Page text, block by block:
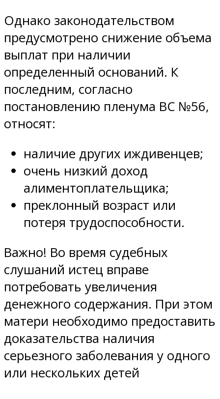
Однако законодательством
предусмотрено снижение объема
выплат при наличии
определенный оснований. К
последним, согласно
постановлению пленума ВС №56,
относят:
наличие других иждивенцев;
очень низкий доход
алиментоплательщика;
преклонный возраст или
потеря трудоспособности.
Важно! Во время судебных
слушаний истец вправе
потребовать увеличения
денежного содержания. При этом
матери необходимо предоставить
доказательства наличия
серьезного заболевания у одного
или нескольких детей